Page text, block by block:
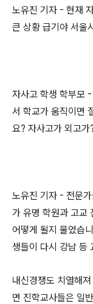
노유진 기자 - 현재
큰 상황 급기야 서울
자사고 학생 학부모
서 학교가 움직이면
요? 자사고가 외고가
노유진 기자 - 전문
가 유명 학원과 고교
어떻게 될지 물었습
생들이 다시 강남 등
내신경쟁도 치열해
면 진학교사들은 일